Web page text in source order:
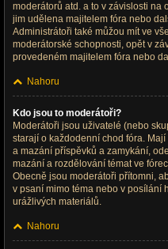
moderátorů atd. a to v závislosti na
jim udělena majitelem fóra nebo
Administrátoři také můžou mít ve
moderátorské schopnosti, opět v
provedeném majitelem fóra nebo
Nahoru
Kdo jsou to moderátoři?
Moderátoři jsou uživatelé (nebo
starají o každodenní chod fóra.
a mazání příspěvků a zamykání,
mazání a rozdělování témat ve
Obecně jsou moderátoři přítomni,
v psaní mimo téma nebo v posílání
urážlivých materiálů.
Nahoru